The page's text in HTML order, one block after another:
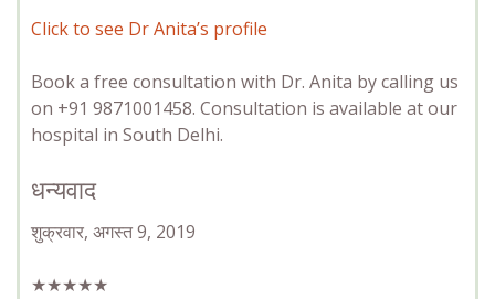
Click to see Dr Anita’s profile
Book a free consultation with Dr. Anita by calling us
on +91 9871001458. Consultation is available at our
hospital in South Delhi.
धन्यवाद
शुक्रवार, अगस्त 9, 2019
★★★★★